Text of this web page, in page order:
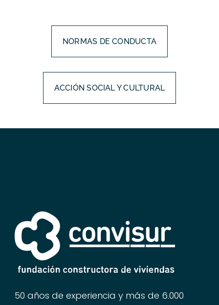
NORMAS DE CONDUCTA
ACCIÓN SOCIAL Y CULTURAL
50 años de experiencia y más de 6.000